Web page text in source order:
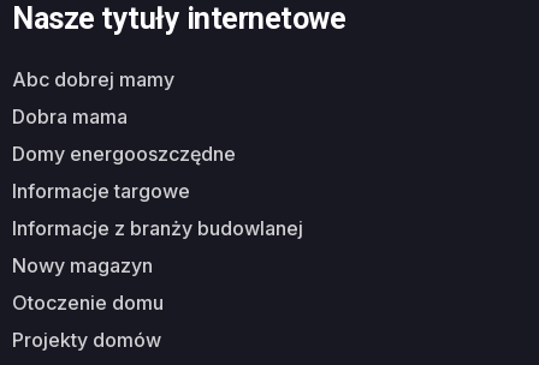
Nasze tytuły internetowe
abc dobrej mamy
dobra mama
domy energooszczędne
informacje targowe
informacje z branży budowlanej
nowy magazyn
otoczenie domu
projekty domów